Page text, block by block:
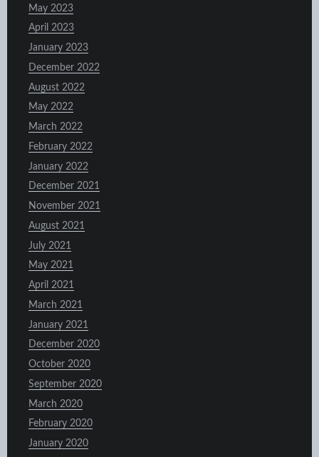
May 2023
April 2023
January 2023
December 2022
August 2022
May 2022
March 2022
February 2022
January 2022
December 2021
November 2021
August 2021
July 2021
May 2021
April 2021
March 2021
January 2021
December 2020
October 2020
September 2020
March 2020
February 2020
January 2020